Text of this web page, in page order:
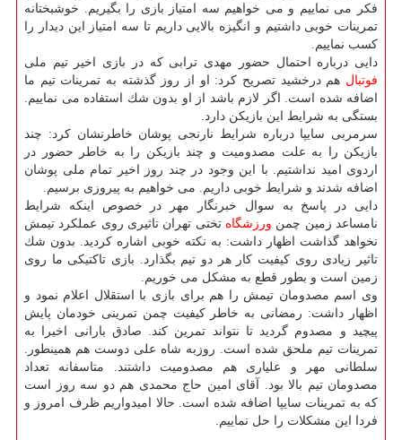
فكر می نماییم و می خواهیم سه امتیاز بازی را بگیریم. خوشبختانه
تمرینات خوبی داشتیم و انگیزه بالایی داریم تا سه امتیاز این دیدار را
كسب نماییم.
دایی درباره احتمال حضور مهدی ترابی كه در بازی اخیر تیم ملی
فوتبال هم درخشید تصریح كرد: او از روز گذشته به تمرینات تیم ما
اضافه شده است. اگر لازم باشد از او بدون شك استفاده می نماییم.
بستگی به شرایط این بازیكن دارد.
سرمربی سایپا درباره شرایط نارنجی پوشان خاطرنشان كرد: چند
بازیكن را به علت مصدومیت و چند بازیكن را به خاطر حضور در
اردوی امید نداشتیم. با این وجود در چند روز اخیر تمام ملی پوشان
اضافه شدند و شرایط خوبی داریم. می خواهیم به پیروزی برسیم.
دایی در پاسخ به سوال خبرنگار مهر در خصوص اینكه شرایط
نامساعد زمین چمن ورزشگاه تختی تهران تاثیری روی عملكرد تیمش
نخواهد گذاشت اظهار داشت: به نكته خوبی اشاره كردید. بدون شك
تاثیر زیادی روی كیفیت كار هر دو تیم بگذارد. بازی تاكتیكی ما روی
زمین است و بطور قطع به مشكل می خوریم.
وی اسم مصدومان تیمش را هم برای بازی با استقلال اعلام نمود و
اظهار داشت: رمضانی به خاطر كیفیت چمن تمرینی خودمان پایش
پیچید و مصدوم گردید تا نتواند تمرین كند. صادق بارانی اخیرا به
تمرینات تیم ملحق شده است. روزبه شاه علی دوست هم همینطور.
سلطانی مهر و علیاری هم مصدومیت داشتند. متاسفانه تعداد
مصدومان تیم بالا بود. آقای امین حاج محمدی هم دو سه روز است
كه به تمرینات سایپا اضافه شده است. حالا امیدواریم ظرف امروز و
فردا این مشكلات را حل نماییم.